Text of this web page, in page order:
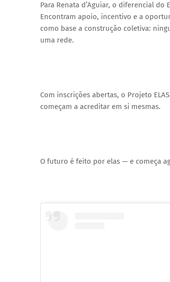
Para Renata d’Aguiar, o diferencial
Encontram apoio, incentivo e a
como base a construção coletiva:
uma rede.
Com inscrições abertas, o Projeto
começam a acreditar em si mesmas.
O futuro é feito por elas — e começa